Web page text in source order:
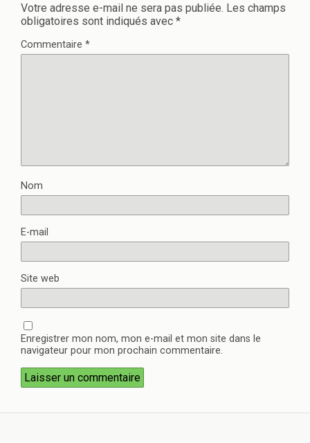
Votre adresse e-mail ne sera pas publiée. Les champs
obligatoires sont indiqués avec *
Commentaire *
Nom
E-mail
Site web
Enregistrer mon nom, mon e-mail et mon site dans le
navigateur pour mon prochain commentaire.